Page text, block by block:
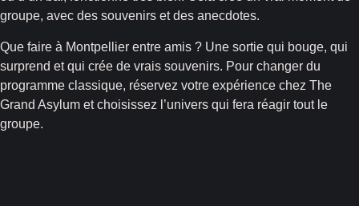
groupe, avec des souvenirs et des anecdotes.
Que faire à Montpellier entre amis ? Une sortie qui bouge, qui
surprend et qui crée de vrais souvenirs. Pour changer du
programme classique, réservez votre expérience chez The
Grand Asylum et choisissez l’univers qui fera réagir tout le
groupe.